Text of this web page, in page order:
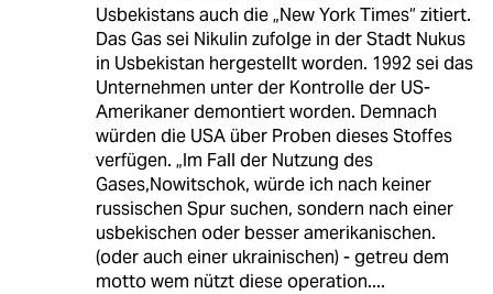
Usbekistans auch die „New York Times“ zitiert.
Das Gas sei Nikulin zufolge in der Stadt Nukus
in Usbekistan hergestellt worden. 1992 sei das
Unternehmen unter der Kontrolle der US-
Amerikaner demontiert worden. Demnach
würden die USA über Proben dieses Stoffes
verfügen. „Im Fall der Nutzung des
Gases,Nowitschok, würde ich nach keiner
russischen Spur suchen, sondern nach einer
usbekischen oder besser amerikanischen.
(oder auch einer ukrainischen) - getreu dem
motto wem nützt diese operation....